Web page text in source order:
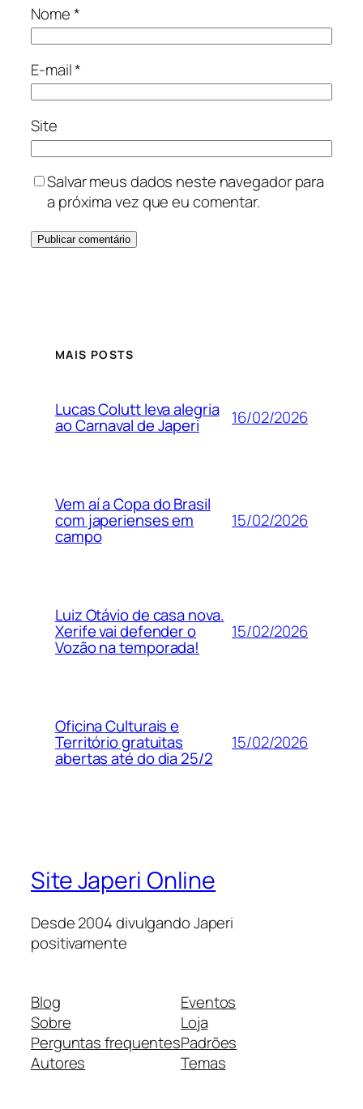
Nome*
E-mail*
Site
Salvar meus dados neste navegador para
a próxima vez que eu comentar.
MAIS POSTS
Lucas Colutt leva alegria
ao Carnaval de Japeri 16/02/2026
Vem aí a Copa do Brasil
com japerienses em
campo
15/02/2026
Luiz Otávio de casa nova.
Xerife vai defender o
Vozão na temporada!
15/02/2026
Oficina Culturais e
Território gratuitas
abertas até do dia 25/2
15/02/2026
Site Japeri Online
Desde 2004 divulgando Japeri
positivamente
Blog
Sobre
Perguntas frequentes
Autores
Eventos
Loja
Padrões
Temas